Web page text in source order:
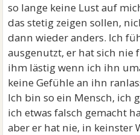
so lange keine Lust auf
das stetig zeigen sollen,
dann wieder anders. Ich
ausgenutzt, er hat sich nie
ihm lästig wenn ich ihn
keine Gefühle an ihn
Ich bin so ein Mensch, ich
ich etwas falsch gemacht
aber er hat nie, in keinster